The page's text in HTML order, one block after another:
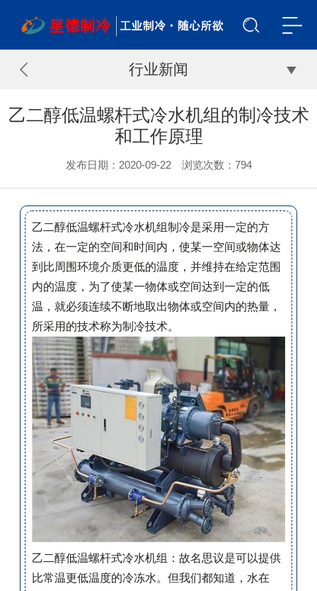
行业新闻
乙二醇低温螺杆式冷水机组的制冷技术
和工作原理
发布日期：2020-09-22 浏览次数： 794
乙二醇低温螺杆式冷水机组制冷是采用一定的方
法，在一定的空间和时间内，使某一空间或物体达
到比周围环境介质更低的温度，并维持在给定范围
内的温度，为了使某一物体或空间达到一定的低
温，就必须连续不断地取出物体或空间内的热量，
所采用的技术称为制冷技术。
乙二醇低温螺杆式冷水机组 ：故名思议是可以提供
比常温更低温度的冷冻水。但我们都知道，水在